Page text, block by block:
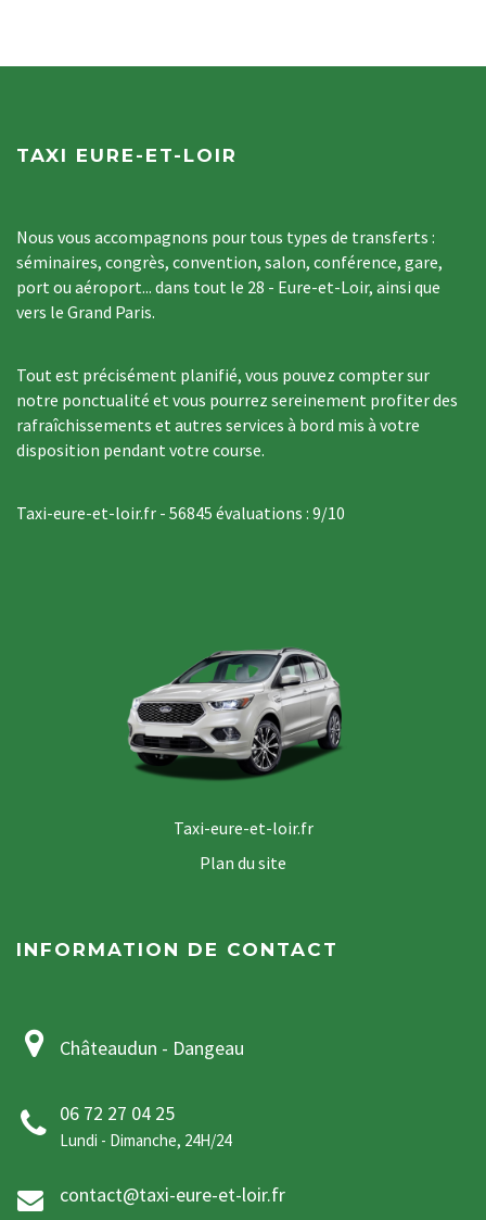
TAXI EURE-ET-LOIR
Nous vous accompagnons pour tous types de transferts :
séminaires, congrès, convention, salon, conférence, gare,
port ou aéroport... dans tout le 28 - Eure-et-Loir, ainsi que
vers le Grand Paris.
Tout est précisément planifié, vous pouvez compter sur
notre ponctualité et vous pourrez sereinement profiter des
rafraîchissements et autres services à bord mis à votre
disposition pendant votre course.
Taxi-eure-et-loir.fr - 56845 évaluations : 9/10
Taxi-eure-et-loir.fr
Plan du site
INFORMATION DE CONTACT
Châteaudun - Dangeau
06 72 27 04 25
Lundi - Dimanche, 24H/24
contact@taxi-eure-et-loir.fr